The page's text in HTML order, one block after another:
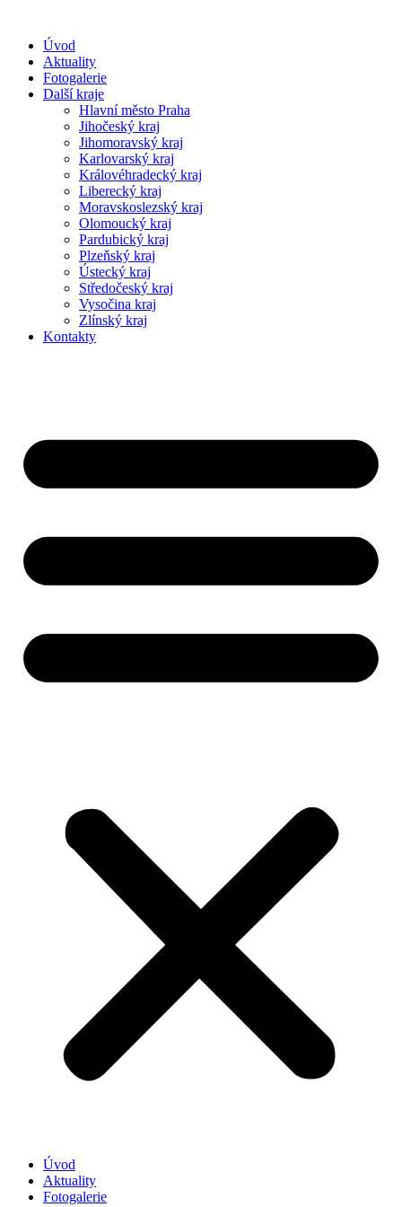
Úvod
Aktuality
Fotogalerie
Další kraje
Hlavní město Praha
Jihočeský kraj
Jihomoravský kraj
Karlovarský kraj
Královéhradecký kraj
Liberecký kraj
Moravskoslezský kraj
Olomoucký kraj
Pardubický kraj
Plzeňský kraj
Ústecký kraj
Středočeský kraj
Vysočina kraj
Zlínský kraj
Kontakty
Úvod
Aktuality
Fotogalerie